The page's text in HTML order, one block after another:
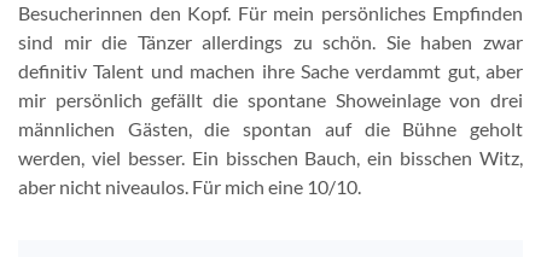
Besucherinnen den Kopf. Für mein persönliches Empfinden
sind mir die Tänzer allerdings zu schön. Sie haben zwar
definitiv Talent und machen ihre Sache verdammt gut, aber
mir persönlich gefällt die spontane Showeinlage von drei
männlichen Gästen, die spontan auf die Bühne geholt
werden, viel besser. Ein bisschen Bauch, ein bisschen Witz,
aber nicht niveaulos. Für mich eine 10/10.